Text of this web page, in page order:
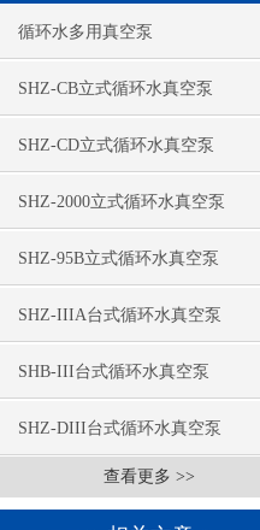
循环水多用真空泵
SHZ-CB立式循环水真空泵
SHZ-CD立式循环水真空泵
SHZ-2000立式循环水真空泵
SHZ-95B立式循环水真空泵
SHZ-IIIA台式循环水真空泵
SHB-III台式循环水真空泵
SHZ-DIII台式循环水真空泵
查看更多 >>